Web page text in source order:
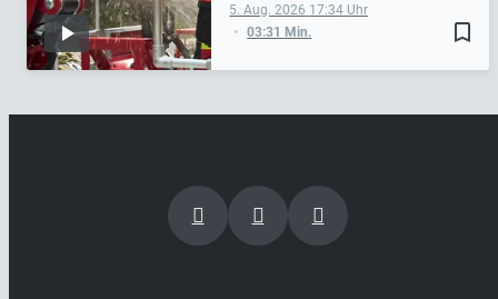
bookmark_border
5. Aug. 2026 17:34
03:31 Min.